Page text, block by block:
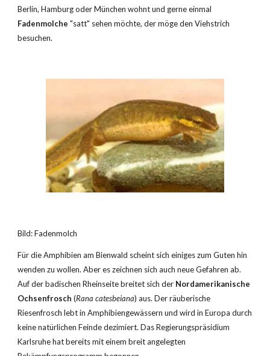
Fadenmolche "satt" sehen möchte, der möge den Viehstrich
besuchen.
Bild: Fadenmolch
Für die Amphibien am Bienwald scheint sich einiges zum Guten hin
wenden zu wollen. Aber es zeichnen sich auch neue Gefahren ab.
Auf der badischen Rheinseite breitet sich der Nordamerikanische
Ochsenfrosch (Rana catesbeiana) aus. Der räuberische
Riesenfrosch lebt in Amphibiengewässern und wird in Europa durch
keine natürlichen Feinde dezimiert. Das Regierungspräsidium
Karlsruhe hat bereits mit einem breit angelegten